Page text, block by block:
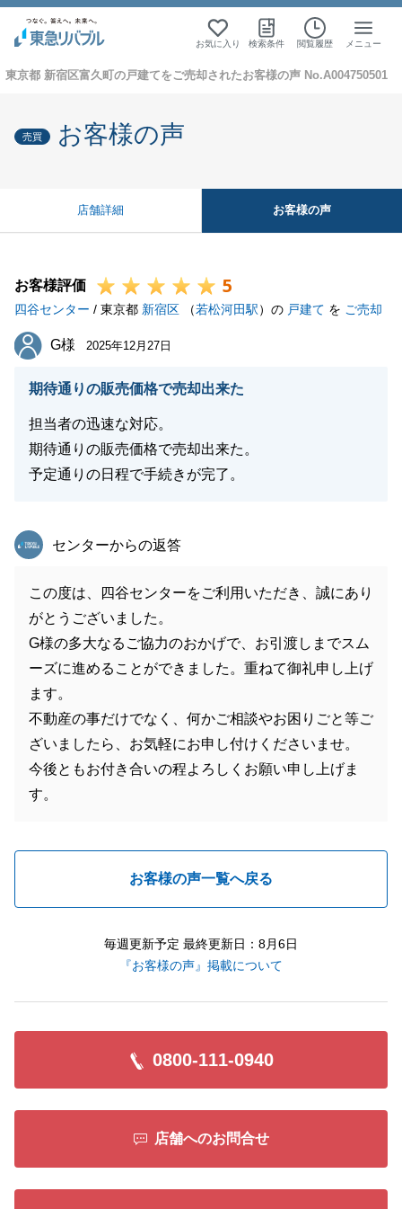
お気に入り 検索条件 閲覧履歴 メニュー
東京都 新宿区富久町の戸建てをご売却されたお客様の声 No.A004750501
売買 お客様の声
店舗詳細 お客様の声
お客様評価 5
四谷センター / 東京都 新宿区 （若松河田駅）の 戸建て を ご売却
G様
G様 2025年12月27日
期待通りの販売価格で売却出来た
担当者の迅速な対応。
期待通りの販売価格で売却出来た。
予定通りの日程で手続きが完了。
東急リバブル
センターからの返答
この度は、四谷センターをご利用いただき、誠にあり
がとうございました。
G様の多大なるご協力のおかげで、お引渡しまでスム
ーズに進めることができました。重ねて御礼申し上げ
ます。
不動産の事だけでなく、何かご相談やお困りごと等ご
ざいましたら、お気軽にお申し付けくださいませ。
今後ともお付き合いの程よろしくお願い申し上げま
す。
お客様の声一覧へ戻る
毎週更新予定 最終更新日：8月6日
『お客様の声』掲載について
0800-111-0940
店舗へのお問合せ